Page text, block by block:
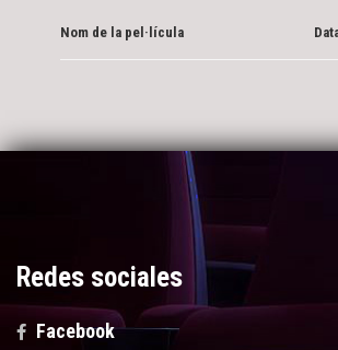
Nom de la pel·lícula
Redes sociales
Facebook